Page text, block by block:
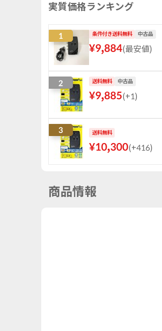
実質価格ランキング
1 条件付き送料無料 中古品
¥9,884(最安値)
2 送料無料 中古品
¥9,885(+1)
3 送料無料
¥10,300(+416)
商品情報